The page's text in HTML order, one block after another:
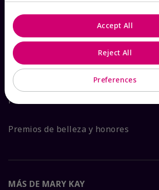
Garantía de Satisfacción
Sobre Mary Kay
Sostenibilidad
Promesa De Producto
Premios de belleza y honores
MÁS DE MARY KAY
Preferences
Reject All
Accept All